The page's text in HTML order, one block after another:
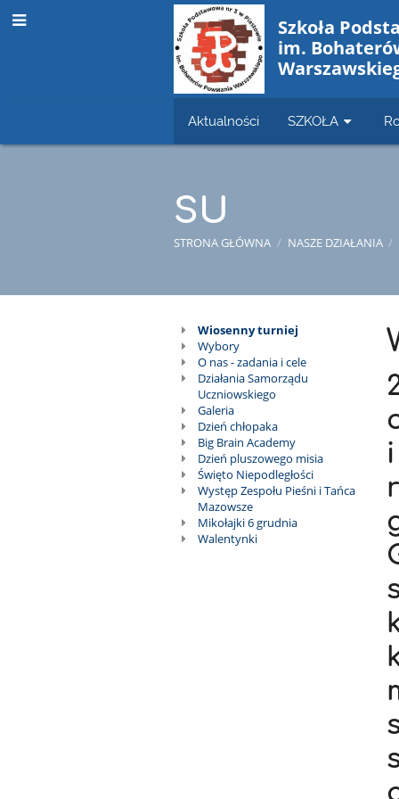
Szkoła
im.
Aktualności SZKOŁA
SU
STRONA GŁÓWNA / NASZE DZIAŁANIA /
SU
Wiosenny turniej
Wybory
O nas - zadania i cele
Działania Samorządu
Uczniowskiego
Galeria
Dzień chłopaka
Big Brain Academy
Dzień pluszowego misia
Święto Niepodległości
Występ Zespołu Pieśni i Tańca
Mazowsze
Mikołajki 6 grudnia
Walentynki